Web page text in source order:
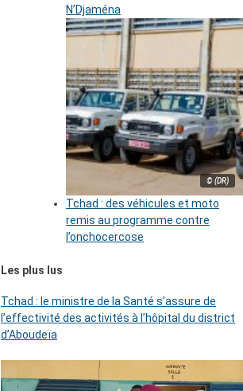
N’Djaména
© (DR)
Tchad : des véhicules et moto
remis au programme contre
l’onchocercose
Les plus lus
Tchad : le ministre de la Santé s’assure de
l’effectivité des activités à l’hôpital du district
d’Aboudeïa